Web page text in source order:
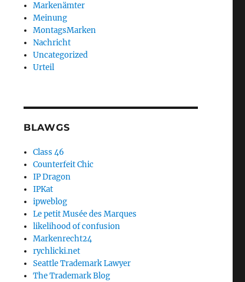
Markenämter
Meinung
MontagsMarken
Nachricht
Uncategorized
Urteil
BLAWGS
Class 46
Counterfeit Chic
IP Dragon
IPKat
ipweblog
Le petit Musée des Marques
likelihood of confusion
Markenrecht24
rychlicki.net
Seattle Trademark Lawyer
The Trademark Blog